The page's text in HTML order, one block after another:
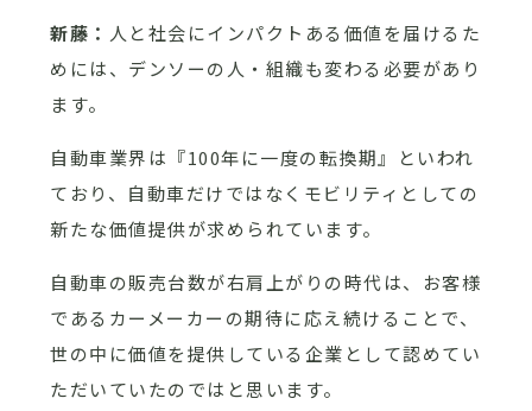
新藤： 人と社会にインパクトある価値を届けるた
めには、デンソーの人・組織も変わる必要があり
ます。
自動車業界は『100年に一度の転換期』といわれ
ており、自動車だけではなくモビリティとしての
新たな価値提供が求められています。
自動車の販売台数が右肩上がりの時代は、お客様
であるカーメーカーの期待に応え続けることで、
世の中に価値を提供している企業として認めてい
ただいていたのではと思います。